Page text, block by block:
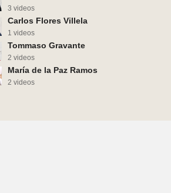
3 videos
Carlos Flores Villela
1 videos
Tommaso Gravante
2 videos
María de la Paz Ramos
2 videos